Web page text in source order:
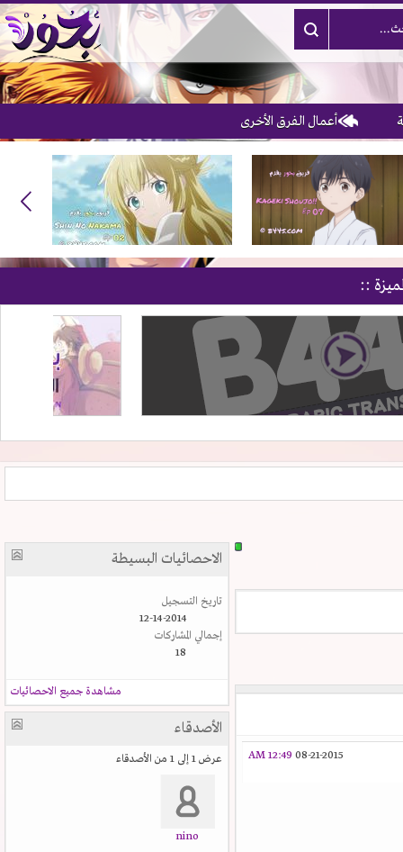
أعمال الفرق الأخرى
::
08-21-2015
12:49 AM
الاحصائيات البسيطة
تاريخ التسجيل
12-14-2014
إجمالي المشاركات
18
مشاهدة جميع الاحصائيات
الأصدقاء
عرض 1 إلى 1 من الأصدقاء
nino